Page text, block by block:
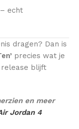
echt
dragen? Dan is
precies wat je
release blijft
en meer
Jordan 4